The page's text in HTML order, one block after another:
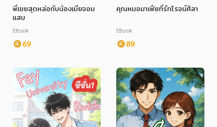
พี่เขยสุดหล่อกับน้องเมียจอม
แสบ
EBook
69
คุณหมอมาเฟียที่รักโรจน์ศิลา
EBook
89